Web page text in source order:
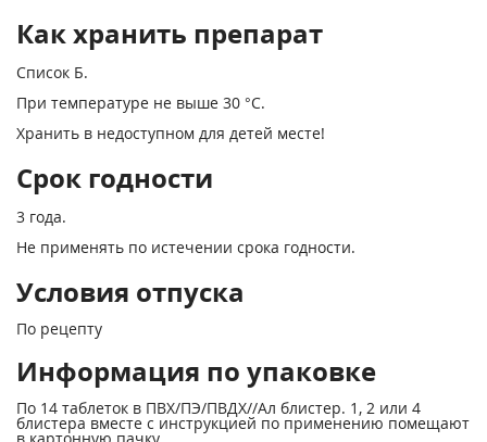
Как хранить препарат
Список Б.
При температуре не выше 30 °С.
Хранить в недоступном для детей месте!
Срок годности
3 года.
Не применять по истечении срока годности.
Условия отпуска
По рецепту
Информация по упаковке
По 14 таблеток в ПВХ/ПЭ/ПВДХ//Ал блистер. 1, 2 или 4
блистера вместе с инструкцией по применению помещают